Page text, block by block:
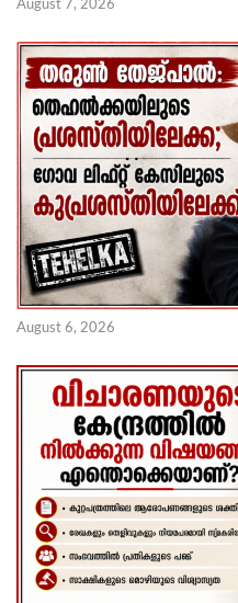
August 7, 2026
August 6, 2026